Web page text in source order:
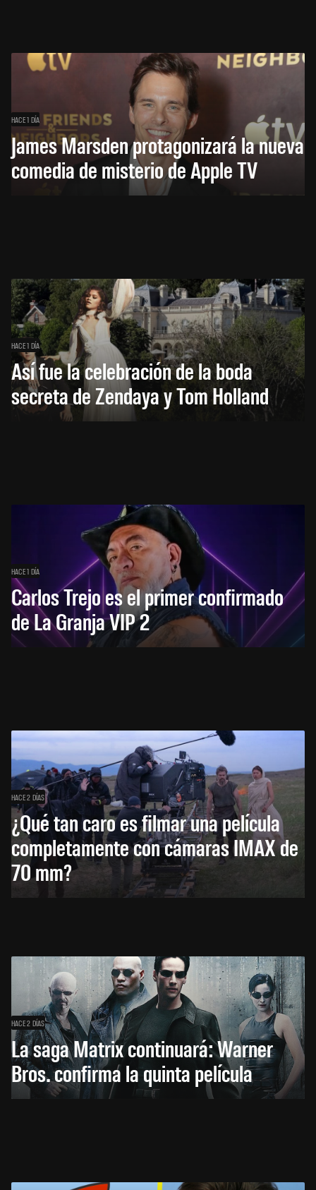
HACE 1 DÍA
James Marsden protagonizará la nueva
comedia de misterio de Apple TV
HACE 1 DÍA
Así fue la celebración de la boda
secreta de Zendaya y Tom Holland
HACE 1 DÍA
Carlos Trejo es el primer confirmado
de La Granja VIP 2
HACE 2 DÍAS
¿Qué tan caro es filmar una película
completamente con cámaras IMAX de
70 mm?
HACE 2 DÍAS
La saga Matrix continuará: Warner
Bros. confirma la quinta película